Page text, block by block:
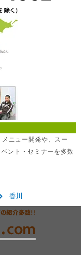
ニュー開発や、スー
ント・セミナーを多数
香川